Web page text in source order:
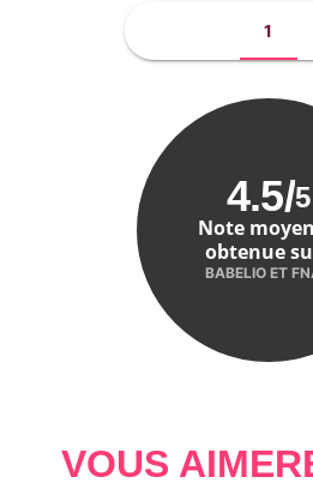
1
4.5/5
Note
obtenue
BABELIO ET
VOUS